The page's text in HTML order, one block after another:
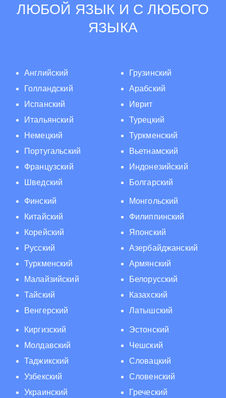
ЛЮБОЙ ЯЗЫК И С ЛЮБОГО
ЯЗЫКА
Английский
Голландский
Испанский
Итальянский
Немецкий
Португальский
Французский
Шведский
Грузинский
Арабский
Иврит
Турецкий
Туркменский
Вьетнамский
Индонезийский
Болгарский
Финский
Китайский
Корейский
Русский
Туркменский
Малайзийский
Тайский
Венгерский
Монгольский
Филиппинский
Японский
Азербайджанский
Армянский
Белорусский
Казахский
Латышский
Киргизский
Молдавский
Таджикский
Узбекский
Украинский
Эстонский
Чешский
Словацкий
Словенский
Греческий